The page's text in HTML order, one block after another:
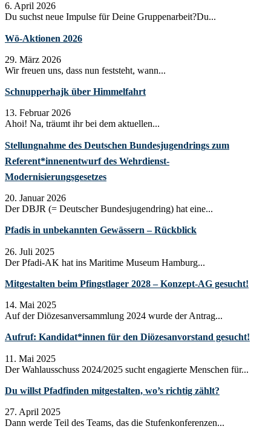
6. April 2026
Du suchst neue Impulse für Deine Gruppenarbeit?Du...
Wö-Aktionen 2026
29. März 2026
Wir freuen uns, dass nun feststeht, wann...
Schnupperhajk über Himmelfahrt
13. Februar 2026
Ahoi! Na, träumt ihr bei dem aktuellen...
Stellungnahme des Deutschen Bundesjugendrings zum
Referent*innenentwurf des Wehrdienst-
Modernisierungsgesetzes
20. Januar 2026
Der DBJR (= Deutscher Bundesjugendring) hat eine...
Pfadis in unbekannten Gewässern – Rückblick
26. Juli 2025
Der Pfadi-AK hat ins Maritime Museum Hamburg...
Mitgestalten beim Pfingstlager 2028 – Konzept-AG gesucht!
14. Mai 2025
Auf der Diözesanversammlung 2024 wurde der Antrag...
Aufruf: Kandidat*innen für den Diözesanvorstand gesucht!
11. Mai 2025
Der Wahlausschuss 2024/2025 sucht engagierte Menschen für...
Du willst Pfadfinden mitgestalten, wo’s richtig zählt?
27. April 2025
Dann werde Teil des Teams, das die Stufenkonferenzen...